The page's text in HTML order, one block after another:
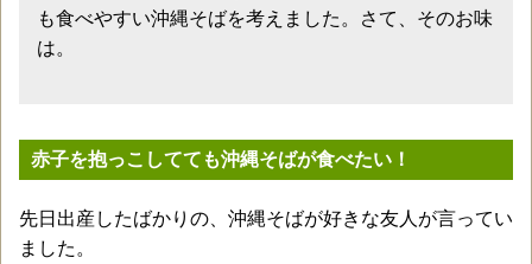
も食べやすい沖縄そばを考えました。さて、そのお味
は。
赤子を抱っこしてても沖縄そばが食べたい！
先日出産したばかりの、沖縄そばが好きな友人が言ってい
ました。